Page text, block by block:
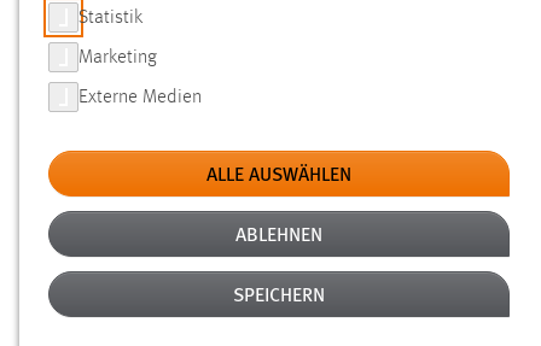
FILTER
Typ
Erstellungsdatum
Alter
Statistik
Marketing
Externe Medien
ALLE AUSWÄHLEN
ABLEHNEN
SPEICHERN